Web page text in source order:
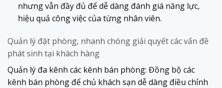
nhưng vẫn đầy đủ để dễ dàng đánh giá năng lực,
hiệu quả công việc của từng nhân viên.
Quản lý đặt phòng, nhanh chóng giải quyết các vấn đề
phát sinh tại khách hàng
Quản lý đa kênh các kênh bán phòng: Đồng bộ các
kênh bán phòng để chủ khách sạn dễ dàng điều chỉnh